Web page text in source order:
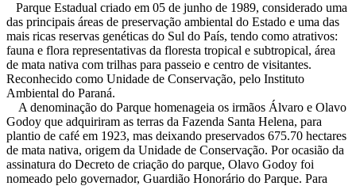
Parque Estadual criado em 05 de junho de 1989, considerado uma
das principais áreas de preservação ambiental do Estado e uma das
mais ricas reservas genéticas do Sul do País, tendo como atrativos:
fauna e flora representativas da floresta tropical e subtropical, área
de mata nativa com trilhas para passeio e centro de visitantes.
Reconhecido como Unidade de Conservação, pelo Instituto
Ambiental do Paraná.
A denominação do Parque homenageia os irmãos Álvaro e Olavo
Godoy que adquiriram as terras da Fazenda Santa Helena, para
plantio de café em 1923, mas deixando preservados 675.70 hectares
de mata nativa, origem da Unidade de Conservação. Por ocasião da
assinatura do Decreto de criação do parque, Olavo Godoy foi
nomeado pelo governador, Guardião Honorário do Parque. Para